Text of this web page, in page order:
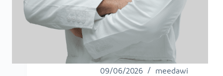
meedawi
09/06/2026